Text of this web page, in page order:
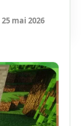
25 mai 2026